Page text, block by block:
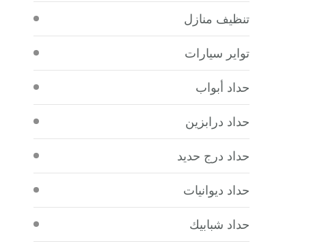
تنظيف منازل
تواير سيارات
حداد أبواب
حداد درابزين
حداد درج حديد
حداد ديوانيات
حداد شبابيك